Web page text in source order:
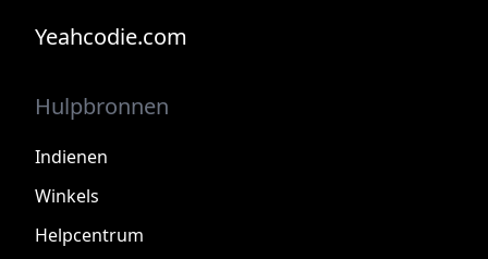
Yeahcodie.com
Hulpbronnen
Indienen
Winkels
Helpcentrum